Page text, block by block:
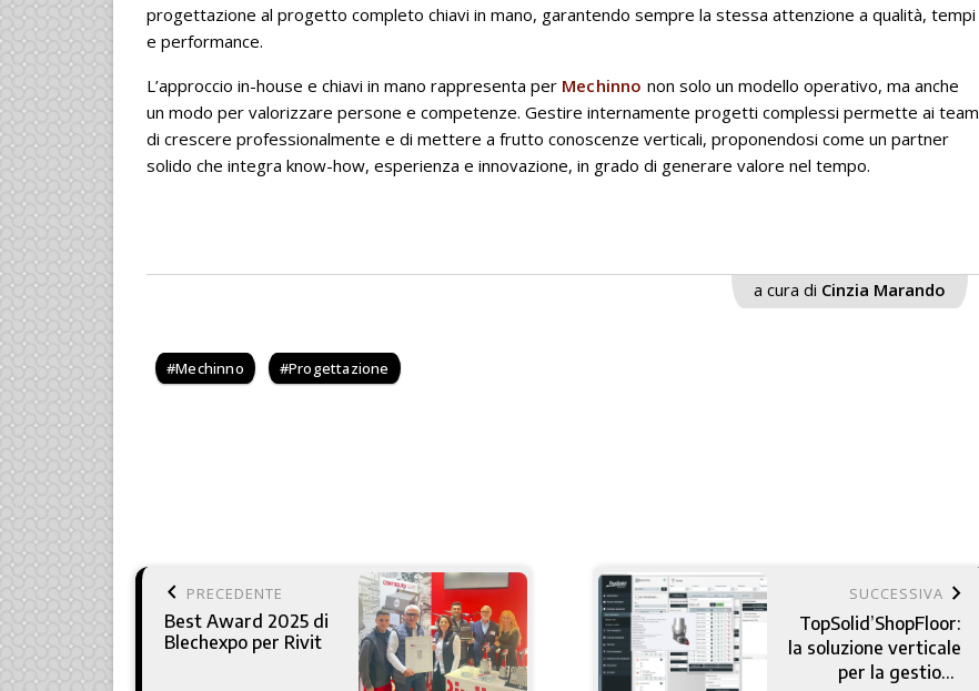
progettazione al progetto completo chiavi in mano, garantendo sempre la stessa attenzione a qualità, tempi
e performance.
L’approccio in-house e chiavi in mano rappresenta per Mechinno non solo un modello operativo, ma anche
un modo per valorizzare persone e competenze. Gestire internamente progetti complessi permette ai team
di crescere professionalmente e di mettere a frutto conoscenze verticali, proponendosi come un partner
solido che integra know-how, esperienza e innovazione, in grado di generare valore nel tempo.
a cura di Cinzia Marando
Mechinno Progettazione
keyboard_arrow_left PRECEDENTE
Best Award 2025 di
Blechexpo per Rivit
SUCCESSIVA keyboard_arrow_right
TopSolid’ShopFloor:
la soluzione verticale
per la gestione